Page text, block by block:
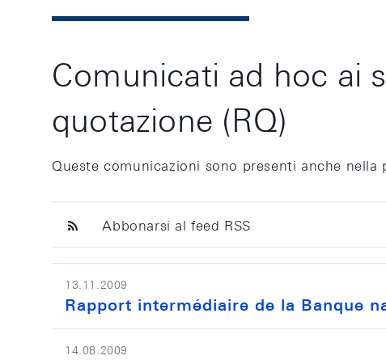
Comunicati ad hoc ai
quotazione (RQ)
Queste comunicazioni sono presenti anche nella
Abbonarsi al feed RSS
13.11.2009
Rapport intermédiaire de la Banque
14.08.2009